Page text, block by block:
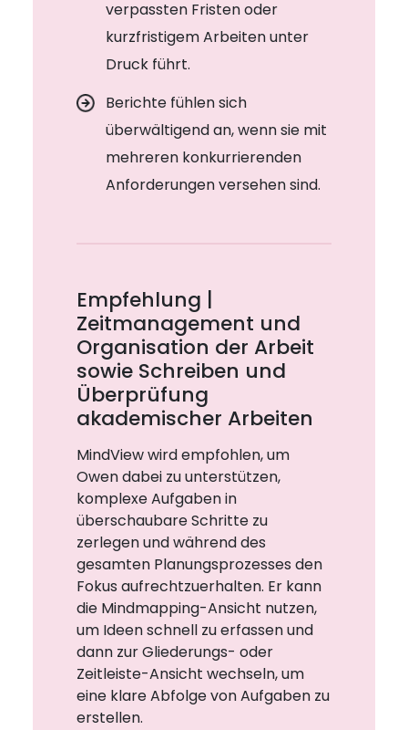
verpassten Fristen oder
kurzfristigem Arbeiten unter
Druck führt.
Berichte fühlen sich
überwältigend an, wenn sie mit
mehreren konkurrierenden
Anforderungen versehen sind.
Empfehlung |
Zeitmanagement und
Organisation der Arbeit
sowie Schreiben und
Überprüfung
akademischer Arbeiten
MindView wird empfohlen, um
Owen dabei zu unterstützen,
komplexe Aufgaben in
überschaubare Schritte zu
zerlegen und während des
gesamten Planungsprozesses den
Fokus aufrechtzuerhalten. Er kann
die Mindmapping-Ansicht nutzen,
um Ideen schnell zu erfassen und
dann zur Gliederungs- oder
Zeitleiste-Ansicht wechseln, um
eine klare Abfolge von Aufgaben zu
erstellen.